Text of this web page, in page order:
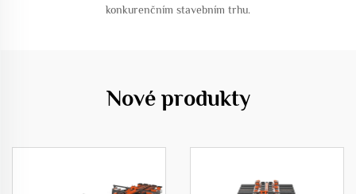
konkurenčním stavebním trhu.
Nové produkty